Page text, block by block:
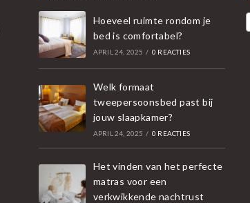
Hoeveel ruimte rondom je
bed is comfortabel?
APRIL 24, 2025 / 0 REACTIES
Welk formaat
tweepersoonsbed past bij
jouw slaapkamer?
APRIL 24, 2025 / 0 REACTIES
Het vinden van het perfecte
matras voor een
verkwikkende nachtrust